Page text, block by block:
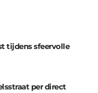
tijdens sfeervolle
per direct